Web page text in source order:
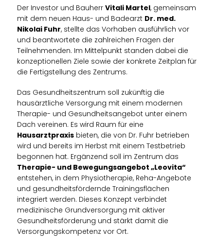
Der Investor und Bauherr Vitali Martel, gemeinsam
mit dem neuen Haus- und Badearzt Dr. med.
Nikolai Fuhr, stellte das Vorhaben ausführlich vor
und beantwortete die zahlreichen Fragen der
Teilnehmenden. Im Mittelpunkt standen dabei die
konzeptionellen Ziele sowie der konkrete Zeitplan für
die Fertigstellung des Zentrums.
Das Gesundheitszentrum soll zukünftig die
hausärztliche Versorgung mit einem modernen
Therapie- und Gesundheitsangebot unter einem
Dach vereinen. Es wird Raum für eine
Hausarztpraxis bieten, die von Dr. Fuhr betrieben
wird und bereits im Herbst mit einem Testbetrieb
begonnen hat. Ergänzend soll im Zentrum das
Therapie- und Bewegungsangebot „Leovita“
entstehen, in dem Physiotherapie, Reha-Angebote
und gesundheitsfördernde Trainingsflächen
integriert werden. Dieses Konzept verbindet
medizinische Grundversorgung mit aktiver
Gesundheitsförderung und stärkt damit die
Versorgungskompetenz vor Ort.